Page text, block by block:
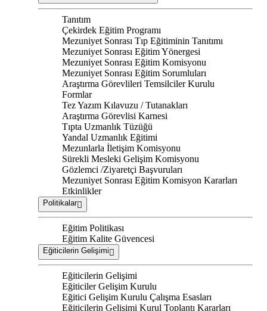
Tanıtım
Çekirdek Eğitim Programı
Mezuniyet Sonrası Tıp Eğitiminin Tanıtımı
Mezuniyet Sonrası Eğitim Yönergesi
Mezuniyet Sonrası Eğitim Komisyonu
Mezuniyet Sonrası Eğitim Sorumluları
Araştırma Görevlileri Temsilciler Kurulu
Formlar
Tez Yazım Kılavuzu / Tutanakları
Araştırma Görevlisi Karnesi
Tıpta Uzmanlık Tüzüğü
Yandal Uzmanlık Eğitimi
Mezunlarla İletişim Komisyonu
Sürekli Mesleki Gelişim Komisyonu
Gözlemci /Ziyaretçi Başvuruları
Mezuniyet Sonrası Eğitim Komisyon Kararları
Etkinlikler
Politikalar
Eğitim Politikası
Eğitim Kalite Güvencesi
Eğiticilerin Gelişimi
Eğiticilerin Gelişimi
Eğiticiler Gelişim Kurulu
Eğitici Gelişim Kurulu Çalışma Esasları
Eğiticilerin Gelişimi Kurul Toplantı Kararları